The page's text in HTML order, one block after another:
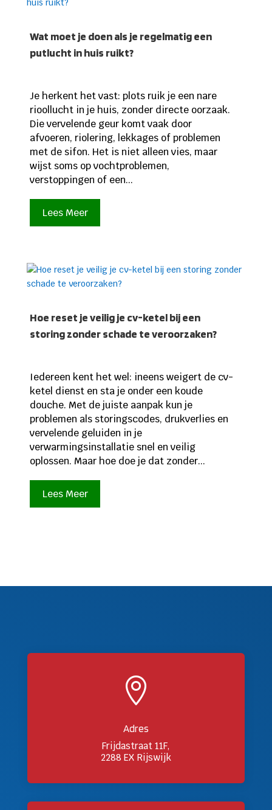
Wat moet je doen als je regelmatig een
putlucht in huis ruikt?
Je herkent het vast: plots ruik je een nare
rioollucht in je huis, zonder directe oorzaak.
Die vervelende geur komt vaak door
afvoeren, riolering, lekkages of problemen
met de sifon. Het is niet alleen vies, maar
wijst soms op vochtproblemen,
verstoppingen of een...
Lees Meer
Hoe reset je veilig je cv-ketel bij een
storing zonder schade te veroorzaken?
Iedereen kent het wel: ineens weigert de cv-
ketel dienst en sta je onder een koude
douche. Met de juiste aanpak kun je
problemen als storingscodes, drukverlies en
vervelende geluiden in je
verwarmingsinstallatie snel en veilig
oplossen. Maar hoe doe je dat zonder...
Lees Meer

Adres
Frijdastraat 11F,
2288 EX Rijswijk